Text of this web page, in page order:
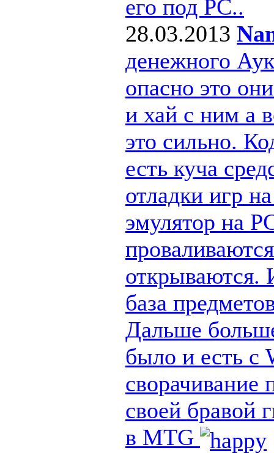
его под РС..
28.03.2013
денежного
опасно это
и хай с ним а
это сильно.
есть куча
отладки игр
эмулятор на
открываются.
база
Дальше
было и есть с
сворачивание
своей бравой
в MTG